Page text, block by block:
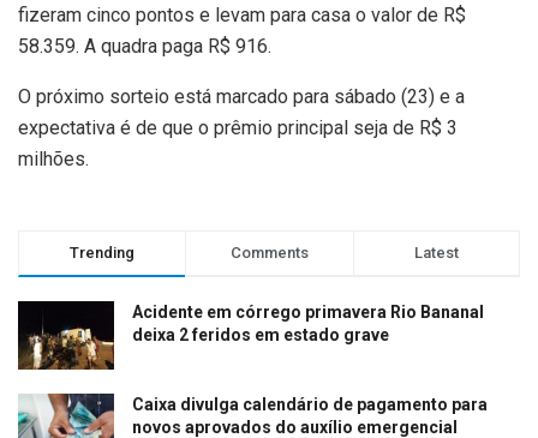
fizeram cinco pontos e levam para casa o valor de R$
58.359. A quadra paga R$ 916.
O próximo sorteio está marcado para sábado (23) e a
expectativa é de que o prêmio principal seja de R$ 3
milhões.
Trending Comments Latest
Acidente em córrego primavera Rio Bananal
deixa 2 feridos em estado grave
Caixa divulga calendário de pagamento para
novos aprovados do auxílio emergencial